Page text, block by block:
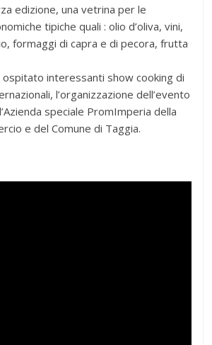
edizione, una vetrina per le
tipiche quali : olio d’oliva, vini,
formaggi di capra e di pecora, frutta
ospitato interessanti show cooking di
l’organizzazione dell’evento
speciale PromImperia della
e del Comune di Taggia.